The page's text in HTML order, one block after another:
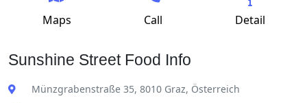
Maps Call Detail
Sunshine Street Food Info
Münzgrabenstraße 35, 8010 Graz, Österreich